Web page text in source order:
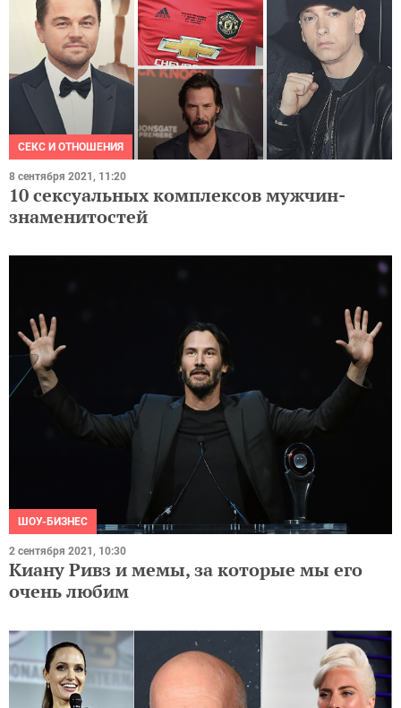
СЕКС И ОТНОШЕНИЯ
8 сентября 2021, 11:20
10 сексуальных комплексов мужчин-
знаменитостей
ШОУ-БИЗНЕС
2 сентября 2021, 10:30
Киану Ривз и мемы, за которые мы его
очень любим